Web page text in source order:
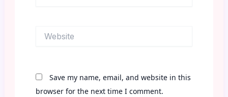
Save my name, email, and website in this
browser for the next time I comment.